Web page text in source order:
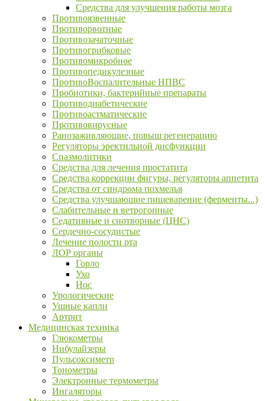
Средства для улучшения работы мозга
Противоязвенные
Противорвотные
Противозачаточные
Противогрибковые
Противомикробное
Противопедикулезные
ПротивоВоспалительные НПВС
Пробиотики, бактерийные препараты
Противодиабетические
Противоастматические
Противовирусные
Ранозаживляющие, повыш регенерацию
Регуляторы эректильной дисфункции
Спазмолитики
Средства для лечения простатита
Средства коррекции фигуры, регуляторы аппетита
Средства от синдрома похмелья
Средства улучшающие пищеварение (ферменты...)
Слабительные и ветрогонные
Седативные и снотворные (ЦНС)
Сердечно-сосудистые
Лечение полости рта
ЛОР органы
Горло
Ухо
Нос
Урологические
Ушные капли
Артрит
Медицинская техника
Глюкометры
Нибулайзеры
Пульсоксиметр
Тонометры
Электронные термометры
Ингаляторы